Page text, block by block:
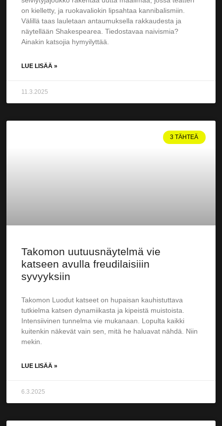
on kielletty, ja ruokavaliokin lipsahtaa kannibalismiin.
Välillä taas lauletaan antaumuksella rakkaudesta ja
näytellään Shakespearea. Tiedostavaa naivismia?
Ainakin katsojia hymyilyttää.
LUE LISÄÄ »
11.3.2025
3 TÄHTEÄ
Takomon uutuusnäytelmä vie
katseen avulla freudilaisiiin
syvyyksiin
Takomon Luodut katseet on hupaisan kauhistuttava
tutkielma katsen dynamiikasta ja kipeistä muistoista.
Intensiivinen tunnelma vie mukanaan. Lopulta kaikki
kuitenkin näkevät vain sen, mitä he haluavat nähdä. Niin
mekin.
LUE LISÄÄ »
6.3.2025